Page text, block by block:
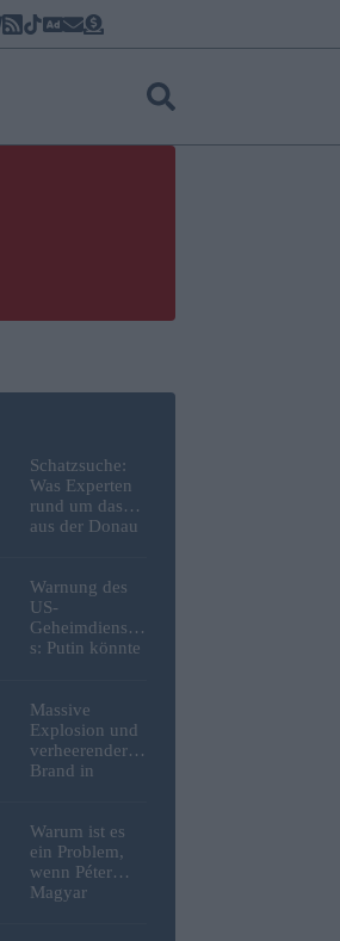
Schatzsuche:
Was Experten
rund um das
aus der Donau
deutsche
Motorrad
gefunden
haben – Fotos
Warnung des
US-
Geheimdienste
s: Putin könnte
weniger Jahre
mit einem
Angriff auf die
Probe stellen
Massive
Explosion und
verheerender
Brand in
MOL-
Raffinerie:
Werden die
Kraftstoffpreise
Warum ist es
ein Problem,
wenn Péter
Magyar